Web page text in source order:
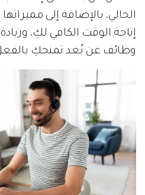
الحالي، بالإضافة إلى
إتاحة الوقت الكافي لكِ،
وظائف عن بُعد تمنحكِ بالفعل